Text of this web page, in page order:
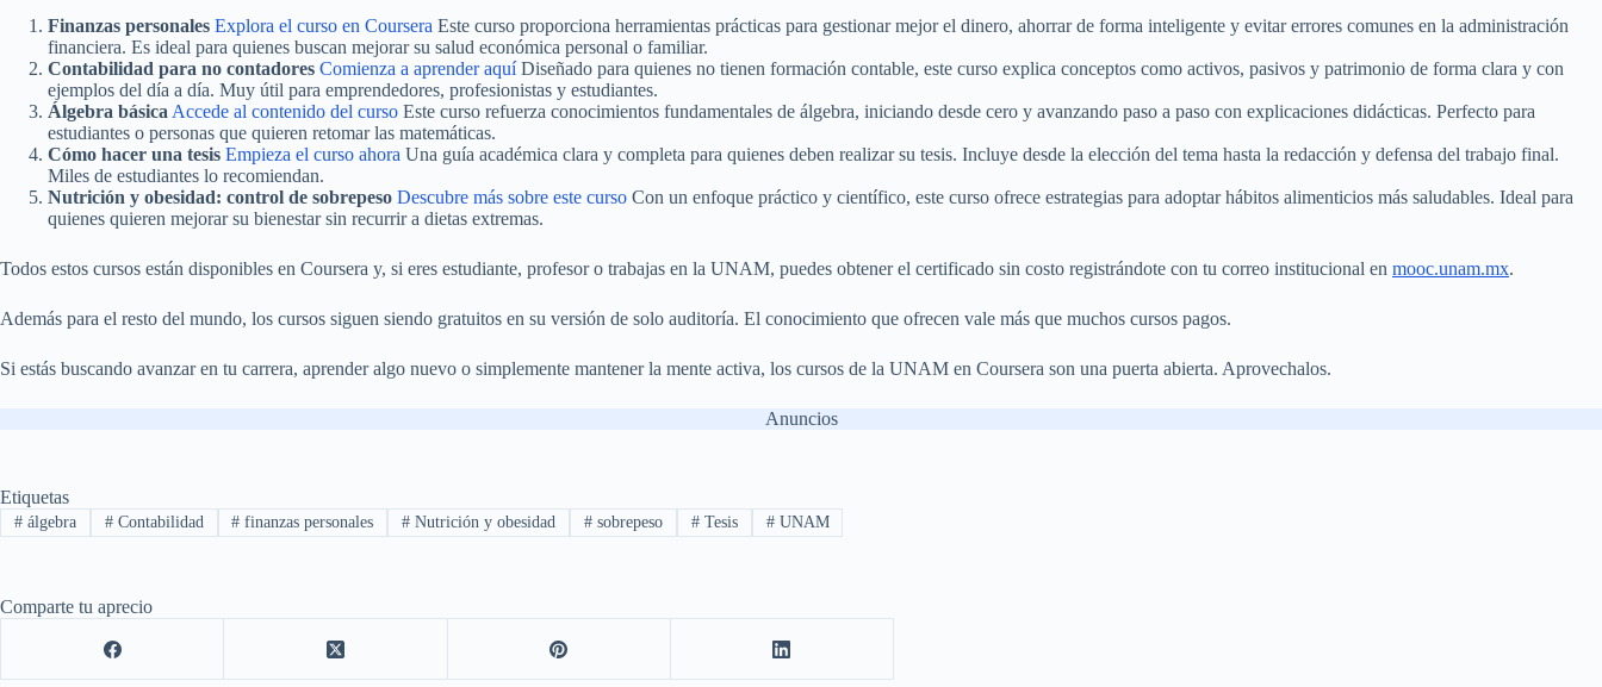
Finanzas personales Explora el curso en Coursera Este curso proporciona herramientas prácticas para gestionar mejor el dinero, ahorrar de forma inteligente y evitar errores comunes en la administración
financiera. Es ideal para quienes buscan mejorar su salud económica personal o familiar.
Contabilidad para no contadores Comienza a aprender aquíDiseñado para quienes no tienen formación contable, este curso explica conceptos como activos, pasivos y patrimonio de forma clara y con
ejemplos del día a día. Muy útil para emprendedores, profesionistas y estudiantes.
Álgebra básica Accede al contenido del curso Este curso refuerza conocimientos fundamentales de álgebra, iniciando desde cero y avanzando paso a paso con explicaciones didácticas. Perfecto para
estudiantes o personas que quieren retomar las matemáticas.
Cómo hacer una tesis Empieza el curso ahora Una guía académica clara y completa para quienes deben realizar su tesis. Incluye desde la elección del tema hasta la redacción y defensa del trabajo final.
Miles de estudiantes lo recomiendan.
Nutrición y obesidad: control de sobrepeso Descubre más sobre este curso Con un enfoque práctico y científico, este curso ofrece estrategias para adoptar hábitos alimenticios más saludables. Ideal para
quienes quieren mejorar su bienestar sin recurrir a dietas extremas.
Todos estos cursos están disponibles en Coursera y, si eres estudiante, profesor o trabajas en la UNAM, puedes obtener el certificado sin costo registrándote con tu correo institucional en mooc.unam.mx.
Además para el resto del mundo, los cursos siguen siendo gratuitos en su versión de solo auditoría. El conocimiento que ofrecen vale más que muchos cursos pagos.
Si estás buscando avanzar en tu carrera, aprender algo nuevo o simplemente mantener la mente activa, los cursos de la UNAM en Coursera son una puerta abierta. Aprovechalos.
Anuncios
Etiquetas
#álgebra #Contabilidad # finanzas personales # Nutrición y obesidad # sobrepeso #Tesis #UNAM
Comparte tu aprecio